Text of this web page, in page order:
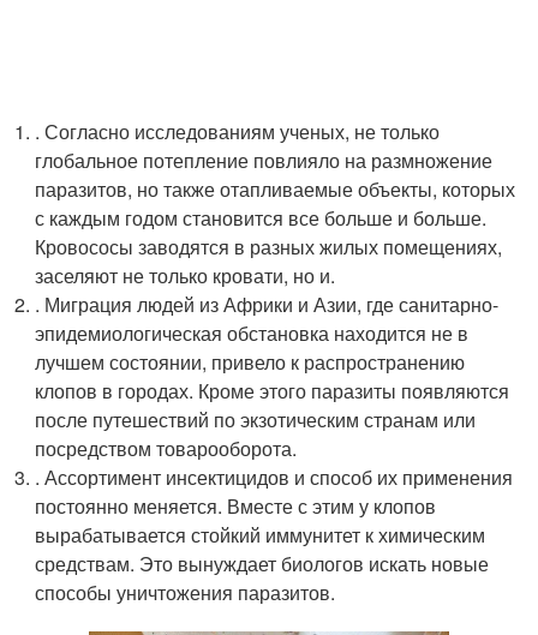
. Согласно исследованиям ученых, не только
глобальное потепление повлияло на размножение
паразитов, но также отапливаемые объекты, которых
с каждым годом становится все больше и больше.
Кровососы заводятся в разных жилых помещениях,
заселяют не только кровати, но и.
. Миграция людей из Африки и Азии, где санитарно-
эпидемиологическая обстановка находится не в
лучшем состоянии, привело к распространению
клопов в городах. Кроме этого паразиты появляются
после путешествий по экзотическим странам или
посредством товарооборота.
. Ассортимент инсектицидов и способ их применения
постоянно меняется. Вместе с этим у клопов
вырабатывается стойкий иммунитет к химическим
средствам. Это вынуждает биологов искать новые
способы уничтожения паразитов.